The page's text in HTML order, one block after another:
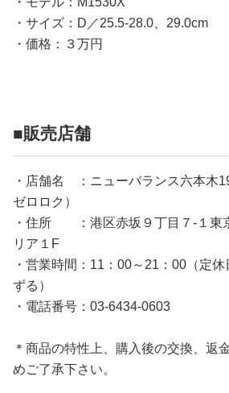
・サイズ：D／25.5-28.0、29.0cm
・価格：３万円
■販売店舗
・店舗名 ：ニューバランス六本木
ゼロロク）
・住所 ：港区赤坂９丁目７-１東
リア１F
・営業時間：11：00～21：00（定
ずる）
・電話番号：03-6434-0603
＊商品の特性上、購入後の交換、返
めご了承下さい。